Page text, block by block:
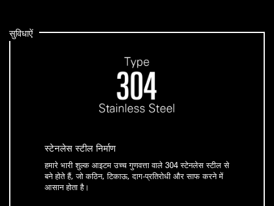
सुविधाऐं
स्टेनलेस स्टील निर्माण
हमारे भारी शुल्क आइटम उच्च गुणवत्ता वाले 304 स्टेनलेस स्टील से
बने होते हैं, जो कठिन, टिकाऊ, दाग-प्रतिरोधी और साफ करने में
आसान होता है।